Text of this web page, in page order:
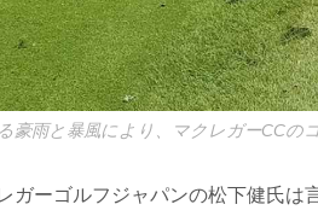
豪雨と暴風により、マクレガーCC
ガーゴルフジャパンの松下健氏は